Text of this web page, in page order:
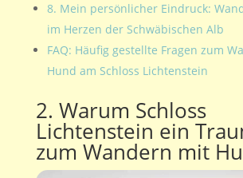
8. Mein persönlicher Eindruck:
im Herzen der Schwäbischen Alb
FAQ: Häufig gestellte Fragen zum
Hund am Schloss Lichtenstein
2. Warum Schloss
Lichtenstein ein
zum Wandern mit